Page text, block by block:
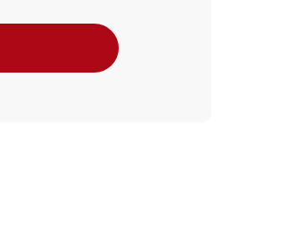
Заказать